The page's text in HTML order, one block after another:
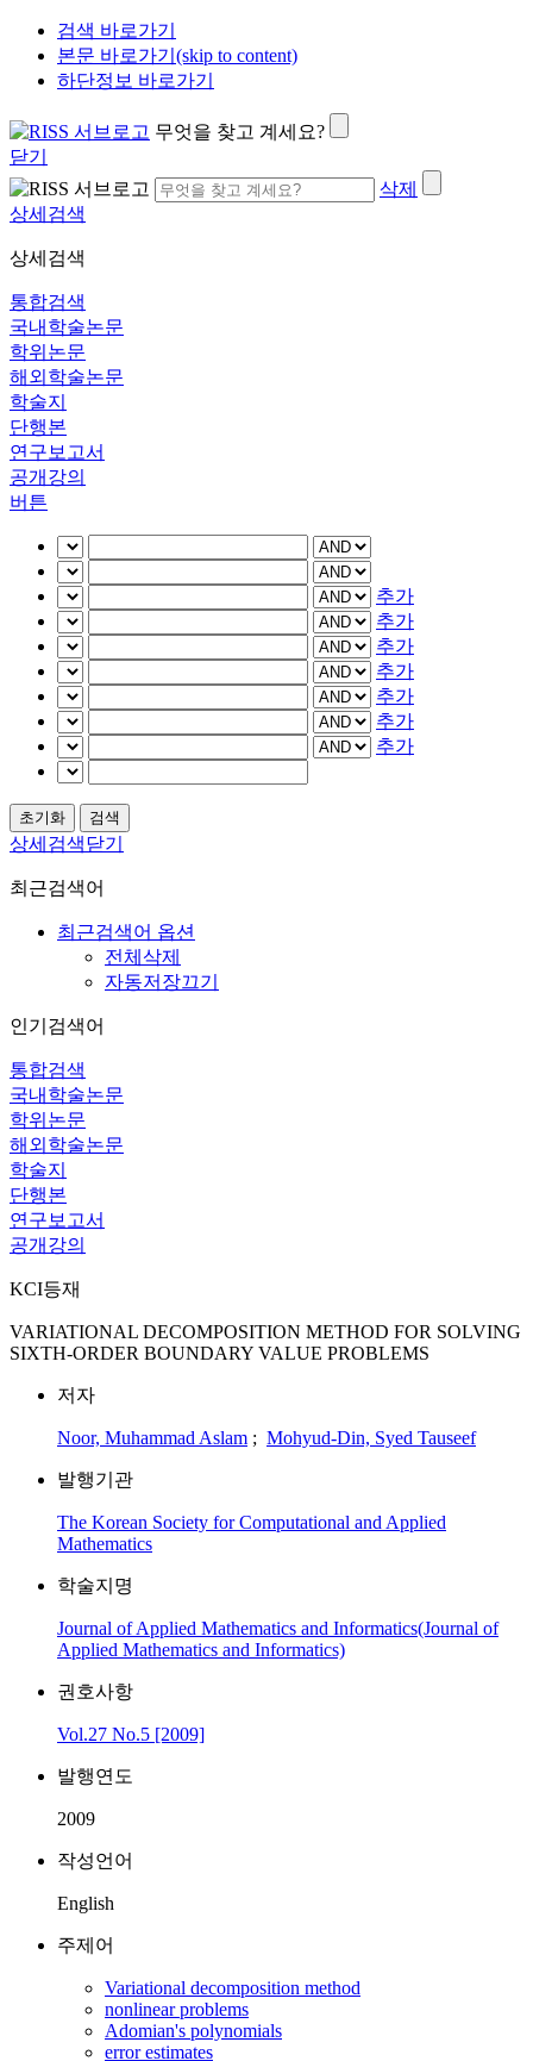
검색 바로가기
본문 바로가기(skip to content)
하단정보 바로가기
무엇을 찾고 계세요?
닫기
삭제
상세검색
상세검색
통합검색
국내학술논문
학위논문
해외학술논문
학술지
단행본
연구보고서
공개강의
버튼
추가
추가
추가
추가
추가
추가
추가
상세검색닫기
최근검색어
최근검색어 옵션
전체삭제
자동저장끄기
인기검색어
통합검색
국내학술논문
학위논문
해외학술논문
학술지
단행본
연구보고서
공개강의
KCI등재
VARIATIONAL DECOMPOSITION METHOD FOR SOLVING
SIXTH-ORDER BOUNDARY VALUE PROBLEMS
저자
Noor, Muhammad Aslam ; Mohyud-Din, Syed Tauseef
발행기관
The Korean Society for Computational and Applied
Mathematics
학술지명
Journal of Applied Mathematics and Informatics(Journal of
Applied Mathematics and Informatics)
권호사항
Vol.27 No.5 [2009]
발행연도
2009
작성언어
English
주제어
Variational decomposition method
nonlinear problems
Adomian's polynomials
error estimates